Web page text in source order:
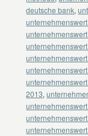
deutsche bank,
2013,